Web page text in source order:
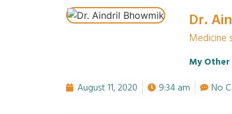
Dr.
Medicine
My Other
August 11, 2020 9:34 am No